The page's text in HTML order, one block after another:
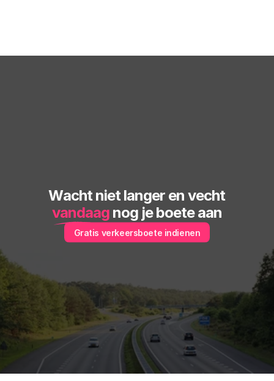
Wacht niet langer en vecht
vandaag nog je boete aan
Gratis verkeersboete indienen